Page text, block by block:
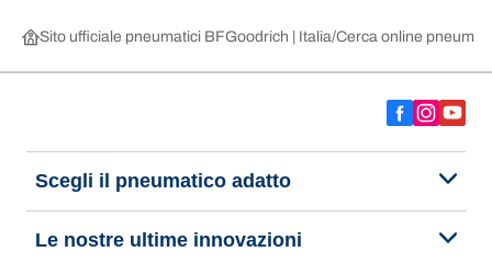
Sito ufficiale pneumatici BFGoodrich | Italia Cerca online
Scegli il pneumatico adatto
Le nostre ultime innovazioni